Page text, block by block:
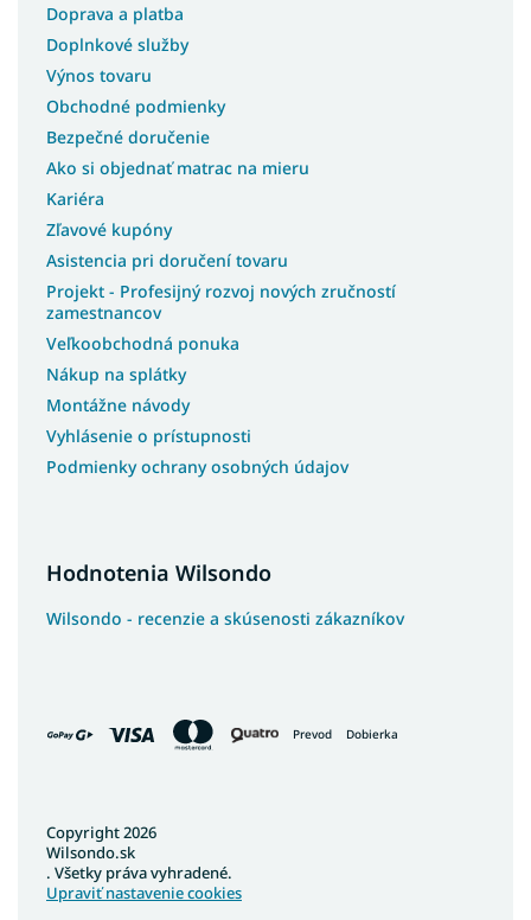
Kolekcia POSITANO
Kolekcia ORVELLA
Kolekcia SOFINA
Doprava a platba
Doplnkové služby
Výnos tovaru
Obchodné podmienky
Bezpečné doručenie
Ako si objednať matrac na mieru
Kariéra
Zľavové kupóny
Asistencia pri doručení tovaru
Projekt - Profesijný rozvoj nových zručností
zamestnancov
Veľkoobchodná ponuka
Nákup na splátky
Montážne návody
Vyhlásenie o prístupnosti
Podmienky ochrany osobných údajov
Hodnotenia Wilsondo
Wilsondo - recenzie a skúsenosti zákazníkov
Prevod Dobierka
Copyright 2026
Wilsondo.sk
. Všetky práva vyhradené.
Upraviť nastavenie cookies